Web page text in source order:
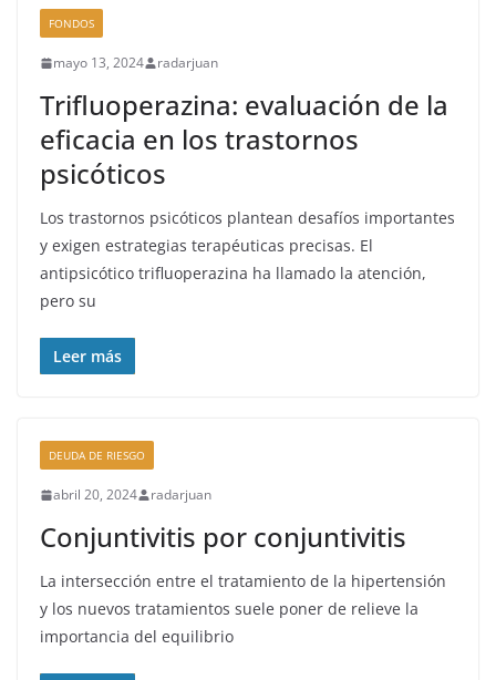
FONDOS
mayo 13, 2024 radarjuan
Trifluoperazina: evaluación de la
eficacia en los trastornos
psicóticos
Los trastornos psicóticos plantean desafíos importantes
y exigen estrategias terapéuticas precisas. El
antipsicótico trifluoperazina ha llamado la atención,
pero su
Leer más
DEUDA DE RIESGO
abril 20, 2024 radarjuan
Conjuntivitis por conjuntivitis
La intersección entre el tratamiento de la hipertensión
y los nuevos tratamientos suele poner de relieve la
importancia del equilibrio